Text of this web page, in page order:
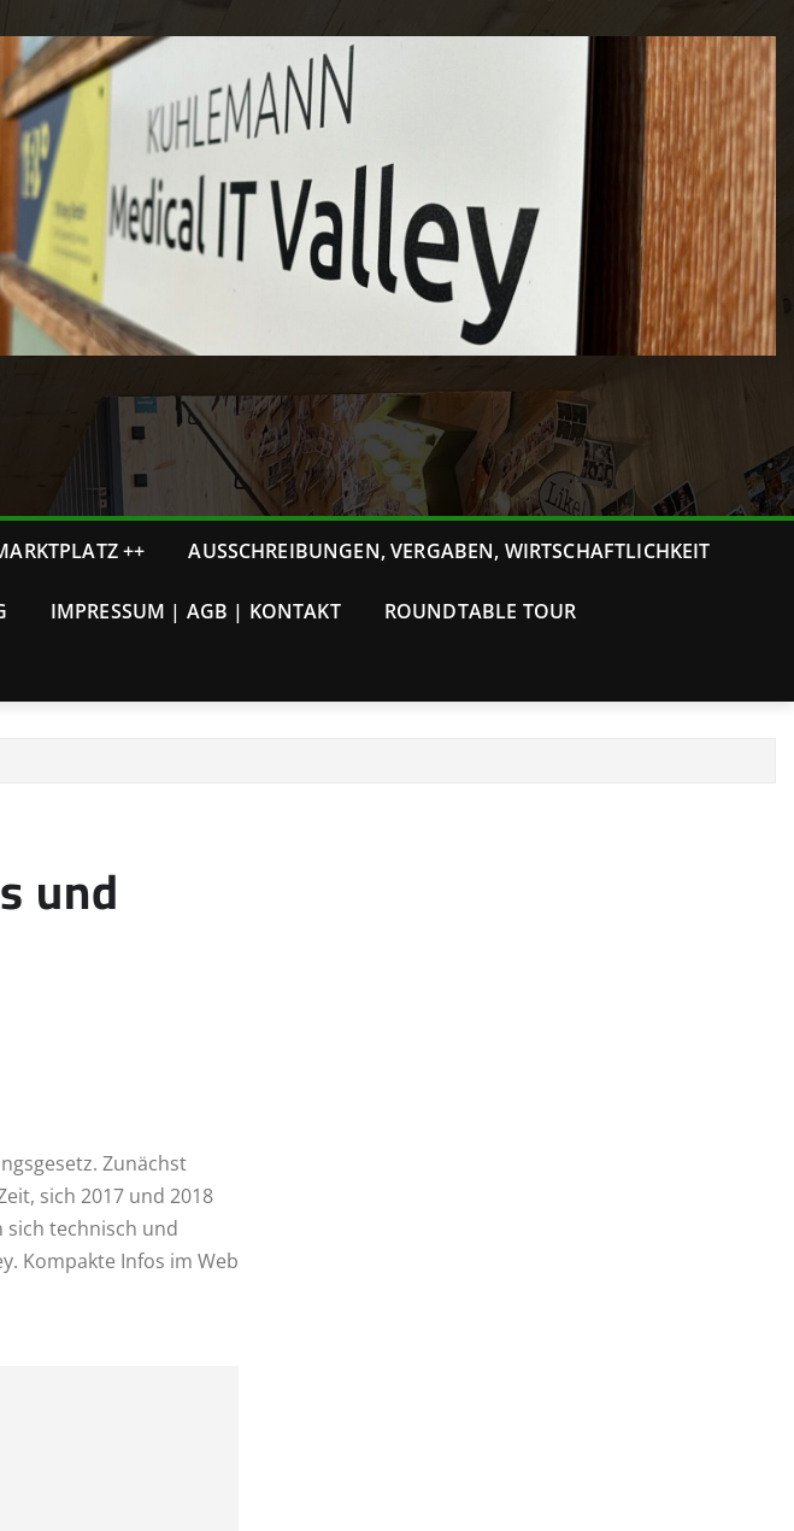
++ AUSSCHREIBUNGEN, VERGABEN, WIRTSCHAFTLICHKEIT
IMPRESSUM | AGB | KONTAKT ROUNDTABLE TOUR
und
Zunächst
sich 2017 und 2018
technisch und
Kompakte Infos im Web